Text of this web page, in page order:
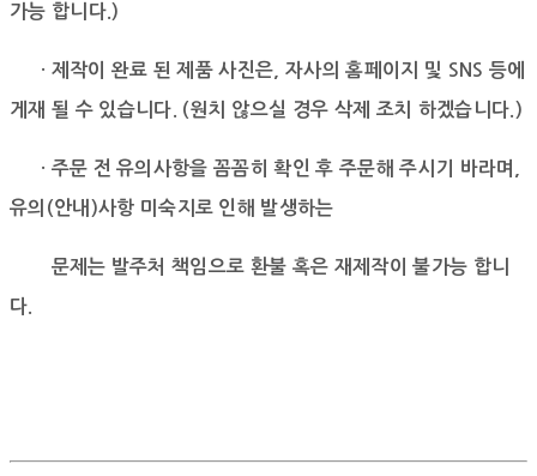
가능 합니다.)
· 제작이 완료 된 제품 사진은, 자사의 홈페이지 및 SNS 등에
게재 될 수 있습니다. (원치 않으실 경우 삭제 조치 하겠습니다.)
· 주문 전 유의사항을 꼼꼼히 확인 후 주문해 주시기 바라며,
유의(안내)사항 미숙지로 인해 발생하는
문제는 발주처 책임으로 환불 혹은 재제작이 불가능 합니
다.